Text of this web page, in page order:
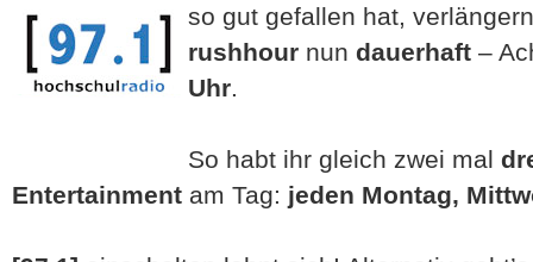
so gut gefallen hat,
rushhour nun dauerhaft –
Uhr.
So habt ihr gleich zwei mal
Entertainment am Tag: jeden Montag,